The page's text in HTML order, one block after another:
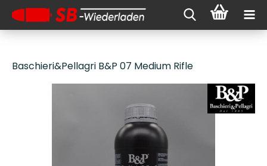
Baschieri&Pellagri B&P 07 Medium Rifle